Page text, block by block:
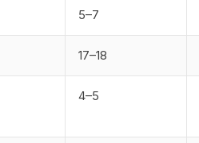
5–7
17–18
4–5